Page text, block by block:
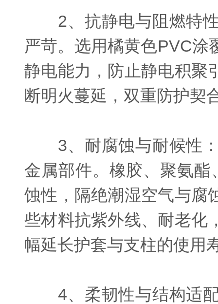
2、抗静电与阻燃特性
严苛。选用橘黄色PVC涂
静电能力，防止静电积聚
断明火蔓延，双重防护契
3、耐腐蚀与耐候性：
金属部件。橡胶、聚氨
蚀性，隔绝潮湿空气与腐
些材料抗紫外线、耐老化
幅延长护套与支柱的使用
4、柔韧性与结构适配